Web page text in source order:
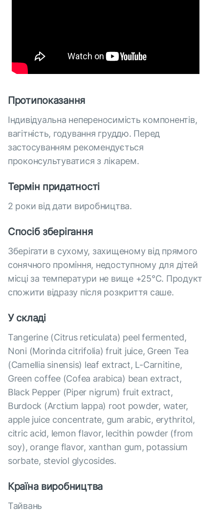
Протипоказання
Індивідуальна непереносимість компонентів,
вагітність, годування груддю. Перед
застосуванням рекомендується
проконсультуватися з лікарем.
Термін придатності
2 роки від дати виробництва.
Спосіб зберігання
Зберігати в сухому, захищеному від прямого
сонячного проміння, недоступному для дітей
місці за температури не вище +25°С. Продукт
спожити відразу після розкриття саше.
У складі
Tangerine (Citrus reticulata) peel fermented,
Noni (Morinda citrifolia) fruit juice, Green Tea
(Camellia sinensis) leaf extract, L-Carnitine,
Green coffee (Cofea arabica) bean extract,
Black Pepper (Piper nigrum) fruit extract,
Burdock (Arctium lappa) root powder, water,
apple juice concentrate, gum arabic, erythritol,
citric acid, lemon flavor, lecithin powder (from
soy), orange flavor, xanthan gum, potassium
sorbate, steviol glycosides.
Країна виробництва
Тайвань